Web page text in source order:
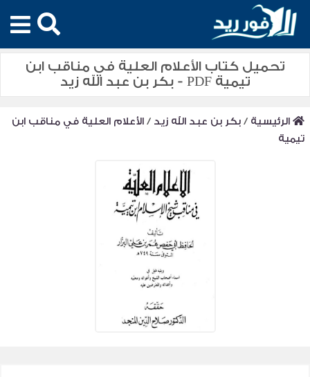
تحميل كتاب الأعلام العلية في مناقب ابن
تيمية PDF - بكر بن عبد الله زيد
الرئيسية /بكر بن عبد الله زيد /الأعلام العلية في مناقب ابن
تيمية